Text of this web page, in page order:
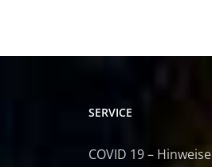
SERVICE
COVID 19 – Hinweise